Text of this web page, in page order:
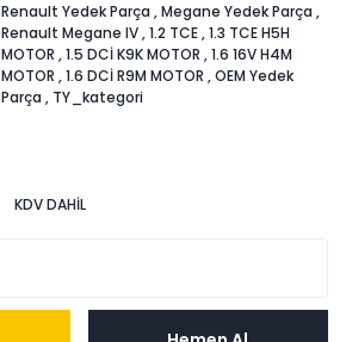
Renault Yedek Parça ,Megane Yedek Parça ,
Renault Megane IV,1.2 TCE,1.3 TCE H5H
MOTOR ,1.5 DCİ K9K MOTOR ,1.6 16V H4M
MOTOR ,1.6 DCİ R9M MOTOR ,OEM Yedek
Parça , TY_kategori
KDV DAHİL